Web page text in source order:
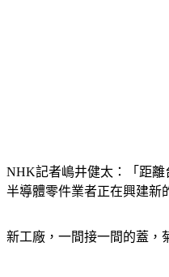
NHK記者嶋井健太：「距離
半導體零件業者正在興建新
新工廠，一間接一間的蓋，